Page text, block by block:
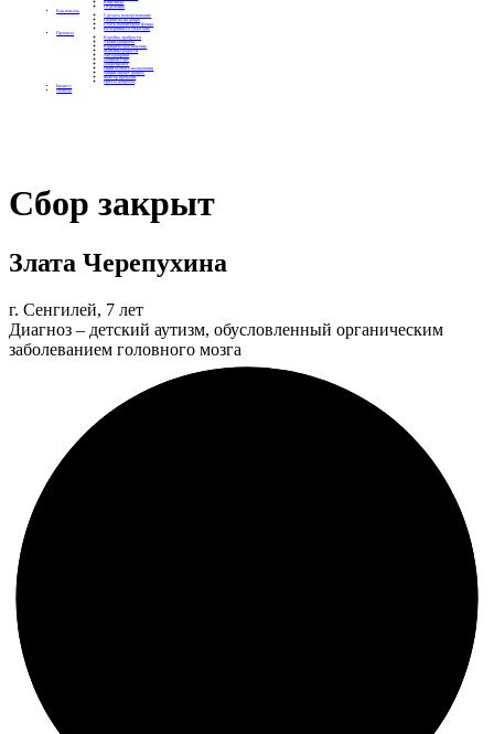
Контакты
Отделения
Как помочь
Сделать пожертвование
Подписка на добро
Стать волонтером фонда
Вечеринки со смыслом
Проекты
Коробка храбрости
Уроки Доброты
Юридическая помощь
Мамины радости
Автодобряки
Добрый торт
Добропробег
Няни особого назначения
Акция «Букет добра»
Фактор времени
Цветы доброты
Бизнесу
Отчеты
Сбор закрыт
Злата Черепухина
г. Сенгилей, 7 лет
Диагноз – детский аутизм, обусловленный органическим
заболеванием головного мозга